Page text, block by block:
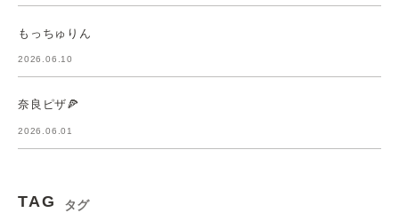
もっちゅりん
2026.06.10
奈良ピザ🍕
2026.06.01
TAG タグ